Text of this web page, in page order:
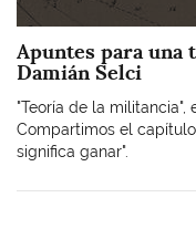
Apuntes para una
Damián Selci
"Teoría de la militancia",
Compartimos el
significa ganar".